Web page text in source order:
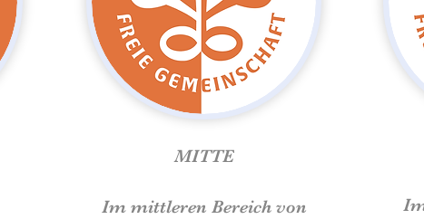
MITTE
Im mittleren Bereich von